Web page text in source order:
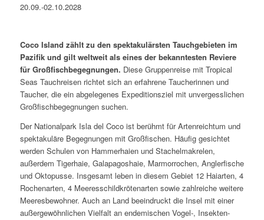
20.09.-02.10.2028
Coco Island zählt zu den spektakulärsten Tauchgebieten im
Pazifik und gilt weltweit als eines der bekanntesten Reviere
für Großfischbegegnungen. Diese Gruppenreise mit Tropical
Seas Tauchreisen richtet sich an erfahrene Taucherinnen und
Taucher, die ein abgelegenes Expeditionsziel mit unvergesslichen
Großfischbegegnungen suchen.
Der Nationalpark Isla del Coco ist berühmt für Artenreichtum und
spektakuläre Begegnungen mit Großfischen. Häufig gesichtet
werden Schulen von Hammerhaien und Stachelmakrelen,
außerdem Tigerhaie, Galapagoshaie, Marmorrochen, Anglerfische
und Oktopusse. Insgesamt leben in diesem Gebiet 12 Haiarten, 4
Rochenarten, 4 Meeresschildkrötenarten sowie zahlreiche weitere
Meeresbewohner. Auch an Land beeindruckt die Insel mit einer
außergewöhnlichen Vielfalt an endemischen Vogel-, Insekten-